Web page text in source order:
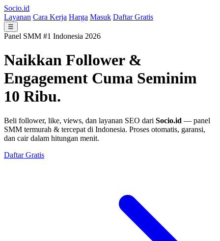
Socio.id
Layanan Cara Kerja Harga Masuk Daftar Gratis
☰
Panel SMM #1 Indonesia 2026
Naikkan Follower &
Engagement Cuma Seminim
10 Ribu.
Beli follower, like, views, dan layanan SEO dari Socio.id — panel
SMM termurah & tercepat di Indonesia. Proses otomatis, garansi,
dan cair dalam hitungan menit.
Daftar Gratis